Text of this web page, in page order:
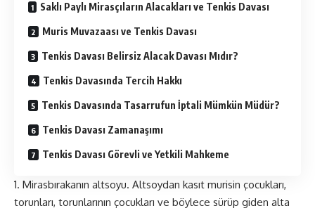
Saklı Paylı Mirasçıların Alacakları ve Tenkis Davası
Muris Muvazaası ve Tenkis Davası
Tenkis Davası Belirsiz Alacak Davası Mıdır?
Tenkis Davasında Tercih Hakkı
Tenkis Davasında Tasarrufun İptali Mümkün Müdür?
Tenkis Davası Zamanaşımı
Tenkis Davası Görevli ve Yetkili Mahkeme
Mirasbırakanın altsoyu. Altsoydan kasıt murisin çocukları,
torunları, torunlarının çocukları ve böylece sürüp giden alta